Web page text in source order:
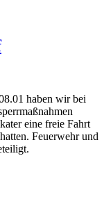
haben wir bei
eine freie Fahrt
Feuerwehr und